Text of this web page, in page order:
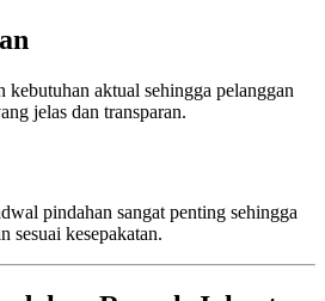
aktual sehingga pelanggan
jelas dan transparan.
pindahan sangat penting sehingga
sesuai kesepakatan.